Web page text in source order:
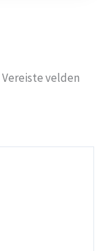
Vereiste velden